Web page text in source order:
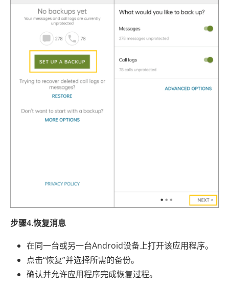
步骤4.恢复消息
在同一台或另一台Android设备上打开该应用程序。
点击“恢复”并选择所需的备份。
确认并允许应用程序完成恢复过程。